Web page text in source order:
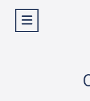
Wyświetl menu